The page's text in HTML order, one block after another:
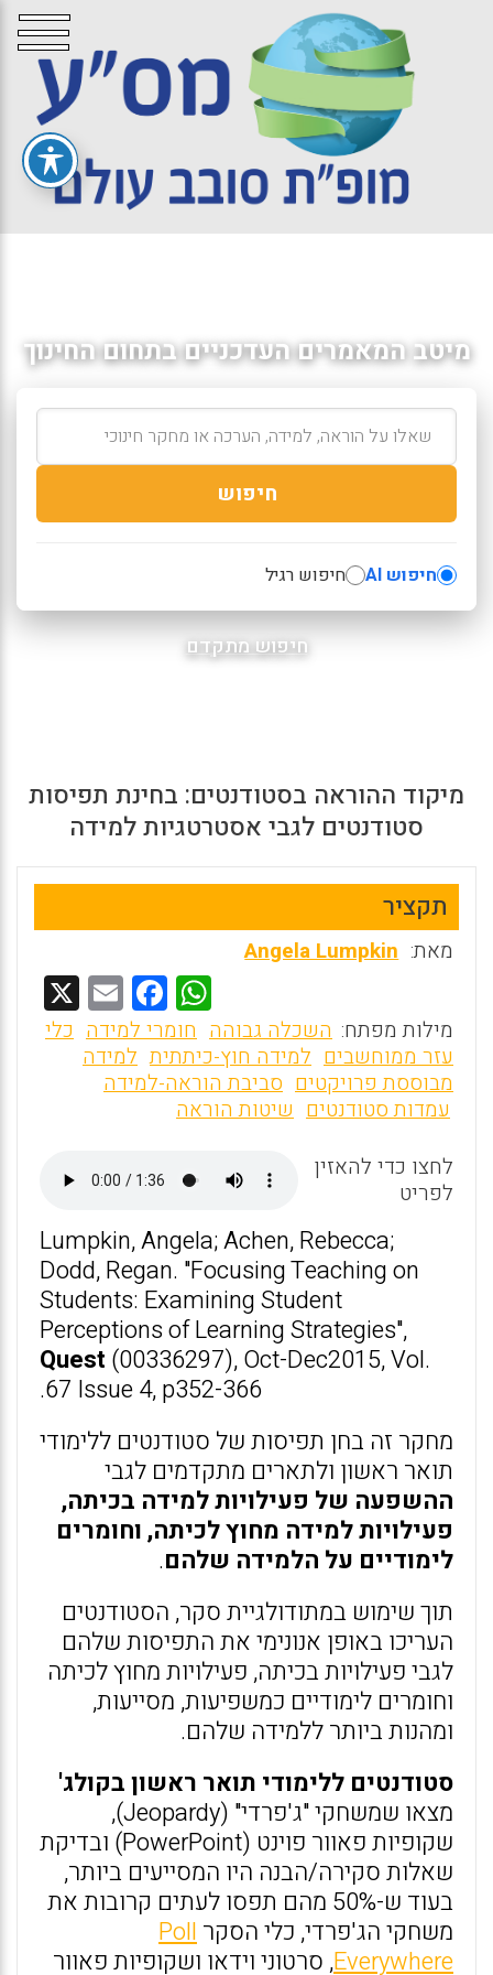
מיטב המאמרים העדכניים בתחום החינוך
חיפוש
חיפוש AI חיפוש רגיל
חיפוש מתקדם
מיקוד ההוראה בסטודנטים: בחינת תפיסות
סטודנטים לגבי אסטרטגיות למידה
תקציר
מאת: Angela Lumpkin
W
h
at
s
p
F
a
ce
b
o
k
E
m
ai
מילות מפתח: השכלה גבוהה חומרי למידה כלי
עזר ממוחשבים למידה חוץ-כיתתית למידה
מבוססת פרויקטים סביבת הוראה-למידה
עמדות סטודנטים שיטות הוראה
לחצו כדי להאזין
לפריט
Lumpkin, Angela; Achen, Rebecca;
Dodd, Regan. "Focusing Teaching on
Students: Examining Student
Perceptions of Learning Strategies",
Quest (00336297), Oct-Dec2015, Vol.
67 Issue 4, p352-366.
מחקר זה בחן תפיסות של סטודנטים ללימודי
תואר ראשון ולתארים מתקדמים לגבי
ההשפעה של פעילויות למידה בכיתה,
פעילויות למידה מחוץ לכיתה, וחומרים
לימודיים על הלמידה שלהם.
תוך שימוש במתודולגיית סקר, הסטודנטים
העריכו באופן אנונימי את התפיסות שלהם
לגבי פעילויות בכיתה, פעילויות מחוץ לכיתה
וחומרים לימודיים כמשפיעות, מסייעות,
ומהנות ביותר ללמידה שלהם.
סטודנטים ללימודי תואר ראשון בקולג'
מצאו שמשחקי "ג'פרדי" (Jeopardy),
שקופיות פאוור פוינט (PowerPoint) ובדיקת
שאלות סקירה/הבנה היו המסייעים ביותר,
בעוד ש-50% מהם תפסו לעתים קרובות את
משחקי הג'פרדי, כלי הסקר Poll
Everywhere, סרטוני וידאו ושקופיות פאוור